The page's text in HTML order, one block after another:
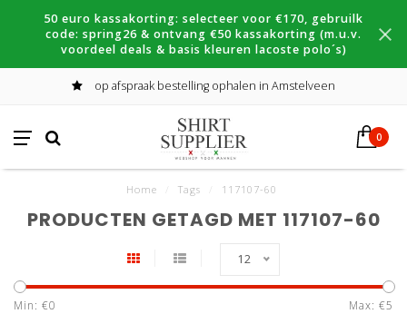
50 euro kassakorting: selecteer voor €170, gebruilk
code: spring26 & ontvang €50 kassakorting (m.u.v.
voordeel deals & basis kleuren lacoste polo´s)
op afspraak bestelling ophalen in Amstelveen
0
Home Tags 117107-60
PRODUCTEN GETAGD MET 117107-60
12
Min: €0 Max: €5